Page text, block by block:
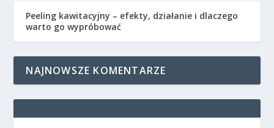
Peeling kawitacyjny – efekty, działanie i dlaczego
warto go wypróbować
NAJNOWSZE KOMENTARZE